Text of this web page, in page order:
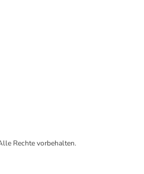
Rechte vorbehalten.